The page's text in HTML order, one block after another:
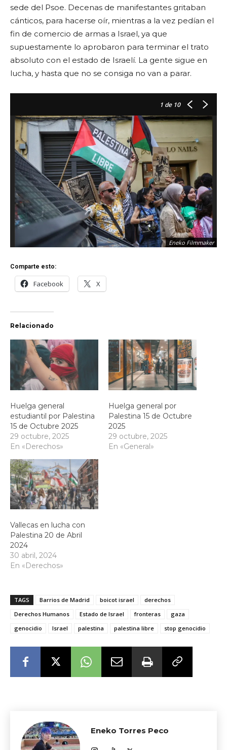
sede del Psoe. Decenas de manifestantes gritaban
cánticos, para hacerse oír, mientras a la vez pedían el
fin de comercio de armas a Israel, ya que
supuestamente lo aprobaron para terminar el trato
absoluto con el estado de Israelí. La gente sigue en
lucha, y hasta que no se consiga no van a parar.
1 de 10
Eneko Filmmaker
Comparte esto:
Facebook X
Relacionado
Huelga general
estudiantil por Palestina
15 de Octubre 2025
29 octubre, 2025
En «Derechos»
Huelga general por
Palestina 15 de Octubre
2025
29 octubre, 2025
En «General»
Vallecas en lucha con
Palestina 20 de Abril
2024
30 abril, 2024
En «Derechos»
TAGS Barrios de Madrid boicot israel
derechos
Derechos Humanos
Estado de Israel fronteras
gaza
genocidio
Israel palestina palestina libre stop genocidio
Eneko Torres Peco